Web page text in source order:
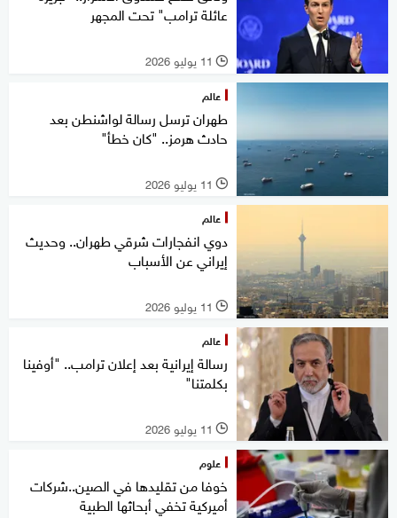
عائلة ترامب" تحت المجهر
l 11 يوليو 2026
عالم
طهران ترسل رسالة لواشنطن بعد
حادث هرمز.. "كان خطأ"
l 11 يوليو 2026
عالم
دوي انفجارات شرقي طهران.. وحديث
إيراني عن الأسباب
l 11 يوليو 2026
عالم
رسالة إيرانية بعد إعلان ترامب.. "أوفينا
بكلمتنا"
l 11 يوليو 2026
علوم
خوفا من تقليدها في الصين..شركات
أميركية تخفي أبحاثها الطبية